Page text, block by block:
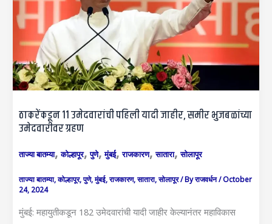
ठाकरेंकडून 11 उमेदवारांची पहिली यादी जाहीर, समीर भुजबळांच्या
उमेदवारीवर ग्रहण
ताज्या बातम्या,कोल्हापूर,पुणे,मुंबई,राजकारण,सातारा,सोलापूर
ताज्या बातम्या,कोल्हापूर,पुणे,मुंबई,राजकारण,सातारा,सोलापूर/ Byराजवर्धन/October
24, 2024
मुंबई: महायुतीकडून 182 उमेदवारांची यादी जाहीर केल्यानंतर महाविकास